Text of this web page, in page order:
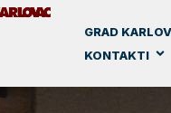
GRAD
KONTAKTI